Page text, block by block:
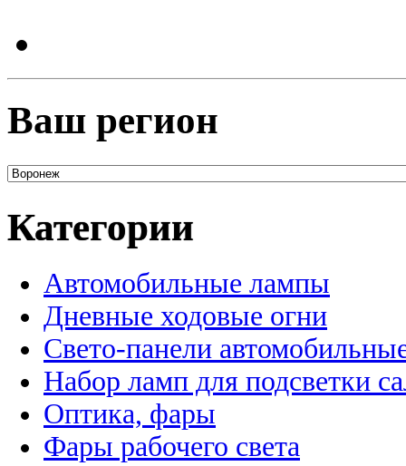
Ваш регион
Категории
Автомобильные лампы
Дневные ходовые огни
Свето-панели
Набор ламп для подсветки
Оптика, фары
Фары рабочего света